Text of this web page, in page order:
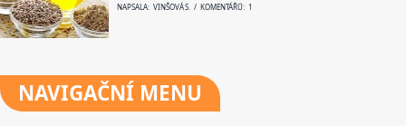
NAPSALA: VINŠOVÁ S. / KOMENTÁŘŮ: 1
NAVIGAČNÍ MENU